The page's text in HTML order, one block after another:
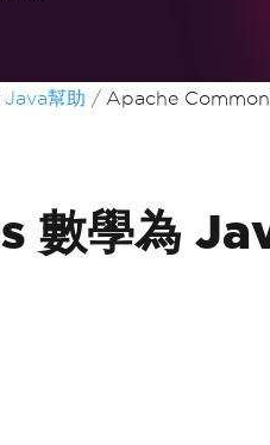
Java幫助 Apache
數學為